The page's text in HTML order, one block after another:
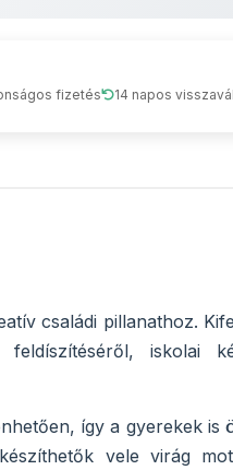
fizetés 14 napos
családi pillanathoz.
iskolai
így a gyerekek is
vele virág